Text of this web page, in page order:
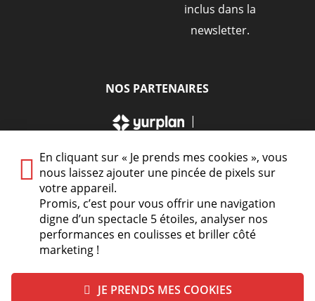
En cliquant sur « Je prends mes cookies », vous
nous laissez ajouter une pincée de pixels sur
votre appareil.
Promis, c’est pour vous offrir une navigation
digne d’un spectacle 5 étoiles, analyser nos
performances en coulisses et briller côté
marketing !
JE PRENDS MES COOKIES
inclus dans la
newsletter.
NOS PARTENAIRES
|
Plan du site A Propos de Nous
Foire Aux Questions
Vie Privée Conditions générales de vente